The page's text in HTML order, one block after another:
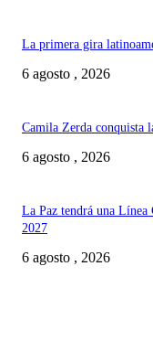
La primera gira
6 agosto , 2026
Camila Zerda conquista
6 agosto , 2026
La Paz tendrá una
2027
6 agosto , 2026